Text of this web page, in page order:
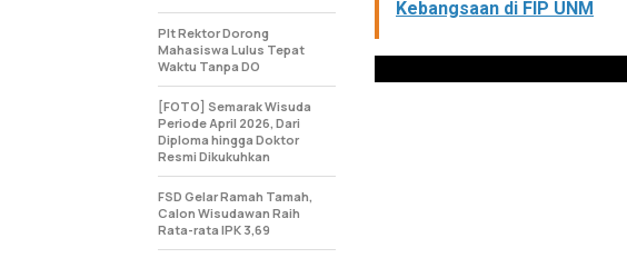
Kebangsaan di FIP UNM
Plt Rektor Dorong
Mahasiswa Lulus Tepat
Waktu Tanpa DO
[FOTO] Semarak Wisuda
Periode April 2026, Dari
Diploma hingga Doktor
Resmi Dikukuhkan
FSD Gelar Ramah Tamah,
Calon Wisudawan Raih
Rata-rata IPK 3,69